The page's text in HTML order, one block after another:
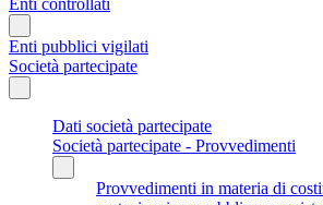
Enti pubblici vigilati
Società partecipate
Dati società partecipate
Società partecipate - Provvedimenti
Provvedimenti in materia di